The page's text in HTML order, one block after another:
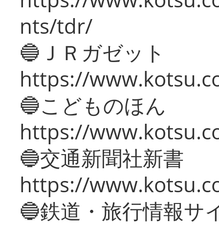
nts/tdr/
🔵ＪＲガゼット
https://
🔵こどものほん
https://
🔵交通新聞社新書
https://
🔵鉄道・旅行情報サ